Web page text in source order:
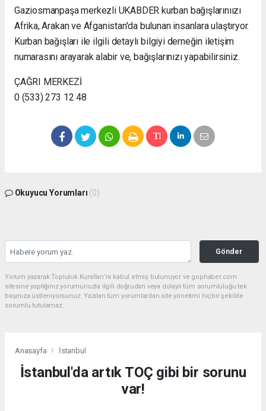
Gaziosmanpaşa merkezli UKABDER kurban bağışlarınıızı
Afrika, Arakan ve Afganistan'da bulunan insanlara ulaştıryor.
Kurban bağışları ile ilgili detaylı bilgiyi derneğin iletişim
numarasını arayarak alabir ve, bağışlarınızı yapabilirsiniz.
ÇAĞRI MERKEZİ
0 (533) 273 12 48
Okuyucu Yorumları (0)
Gönder
Yorum yazarak Topluluk Kuralları’nı kabul etmiş bulunuyor ve gophaber.com
sitesine yaptığınız yorumunuzla ilgili doğrudan veya dolaylı tüm sorumluluğu tek
başınıza üstleniyorsunuz. Yazılan tüm yorumlardan site yönetimi hiçbir şekilde
sorumlu tutulamaz.
Anasayfa İstanbul
İstanbul'da artık TOÇ gibi bir sorunu
var!